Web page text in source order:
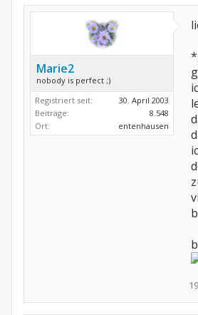
Marie2
nobody is perfect ;)
Registriert seit:
30. April 2003
Beiträge:
8.548
Ort:
entenhausen